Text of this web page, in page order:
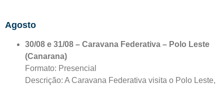
Agosto
30/08 e 31/08 – Caravana Federativa – Polo Leste
(Canarana)
Formato: Presencial
Descrição: A Caravana Federativa visita o Polo Leste,